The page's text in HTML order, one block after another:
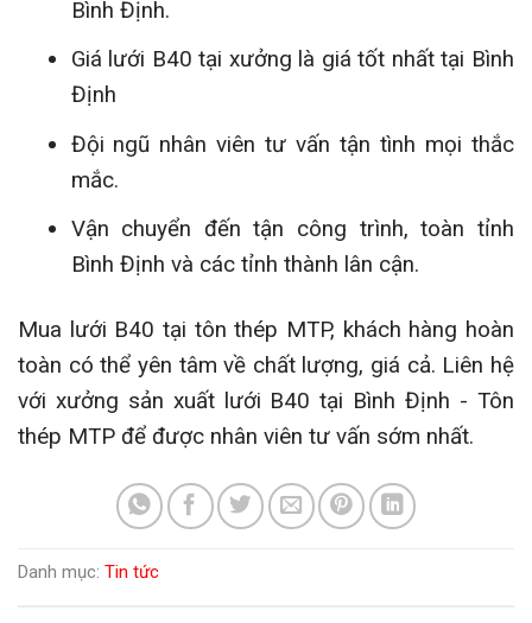
Bình Định.
Giá lưới B40 tại xưởng là giá tốt nhất tại Bình
Định
Đội ngũ nhân viên tư vấn tận tình mọi thắc
mắc.
Vận chuyển đến tận công trình, toàn tỉnh
Bình Định và các tỉnh thành lân cận.
Mua lưới B40 tại tôn thép MTP, khách hàng hoàn
toàn có thể yên tâm về chất lượng, giá cả. Liên hệ
với xưởng sản xuất lưới B40 tại Bình Định - Tôn
thép MTP để được nhân viên tư vấn sớm nhất.
Danh mục: Tin tức